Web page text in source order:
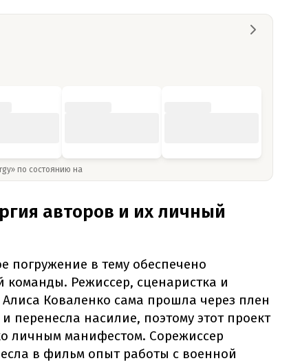
по состоянию на
авторов и их личный
погружение в тему обеспечено
команды. Режиссер, сценаристка и
Коваленко сама прошла через плен
перенесла насилие, поэтому этот проект
личным манифестом. Сорежиссер
в фильм опыт работы с военной